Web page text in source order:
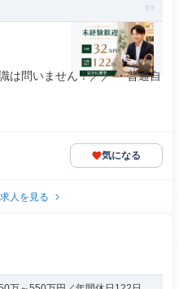
は問いません！／／ ・普通自
気になる
人を見る